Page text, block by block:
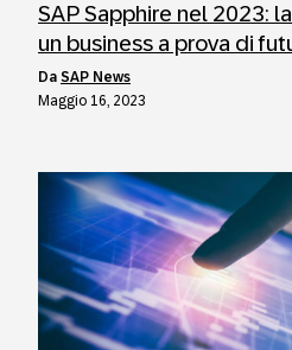
SAP Sapphire nel 2023:
un business a prova di
da SAP News
Maggio 16, 2023